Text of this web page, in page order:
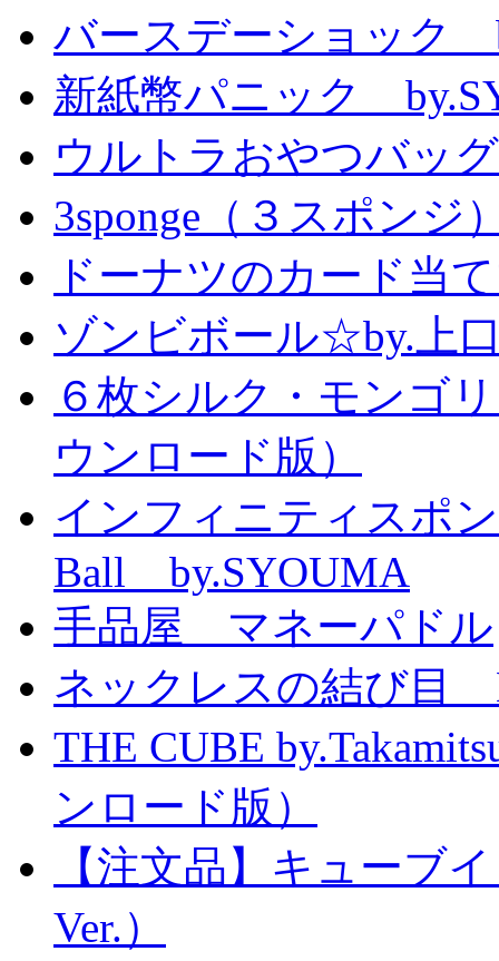
バースデーショック
新紙幣パニック
ウルトラおやつバッ
3sponge（３スポン
ドーナツのカード当
ゾンビボール☆by.上
６枚シルク・モンゴ
ウンロード版）
インフィニティスポ
Ball by.SYOUMA
手品屋 マネーパドル
ネックレスの結び目
THE CUBE
ンロード版）
【注文品】キューブ
Ver.）